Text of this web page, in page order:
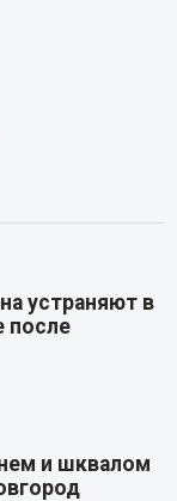
устраняют в
после
и шквалом